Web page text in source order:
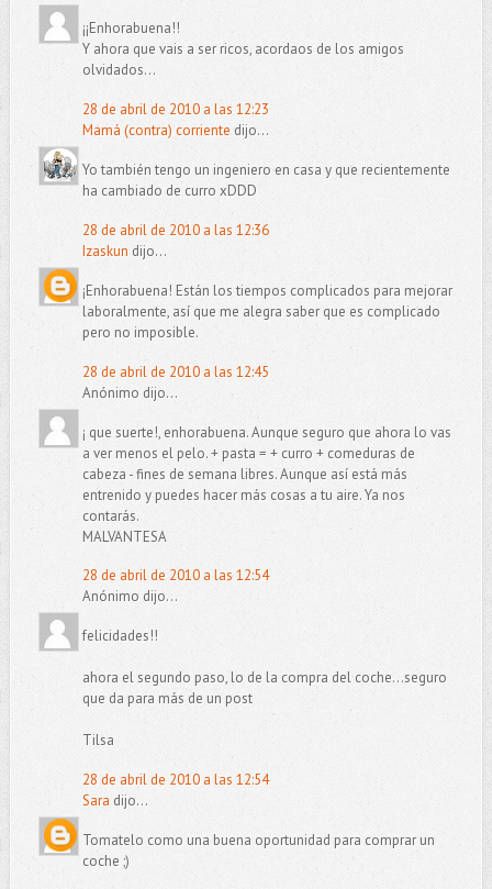
¡¡Enhorabuena!!
Y ahora que vais a ser ricos, acordaos de los amigos
olvidados...
28 de abril de 2010 a las 12:23
Mamá (contra) corriente dijo...
Yo también tengo un ingeniero en casa y que recientemente
ha cambiado de curro xDDD
28 de abril de 2010 a las 12:36
Izaskun dijo...
¡Enhorabuena! Están los tiempos complicados para mejorar
laboralmente, así que me alegra saber que es complicado
pero no imposible.
28 de abril de 2010 a las 12:45
Anónimo dijo...
¡ que suerte!, enhorabuena. Aunque seguro que ahora lo vas
a ver menos el pelo. + pasta = + curro + comeduras de
cabeza - fines de semana libres. Aunque así está más
entrenido y puedes hacer más cosas a tu aire. Ya nos
contarás.
MALVANTESA
28 de abril de 2010 a las 12:54
Anónimo dijo...
felicidades!!
ahora el segundo paso, lo de la compra del coche...seguro
que da para más de un post
Tilsa
28 de abril de 2010 a las 12:54
Sara dijo...
Tomatelo como una buena oportunidad para comprar un
coche ;)